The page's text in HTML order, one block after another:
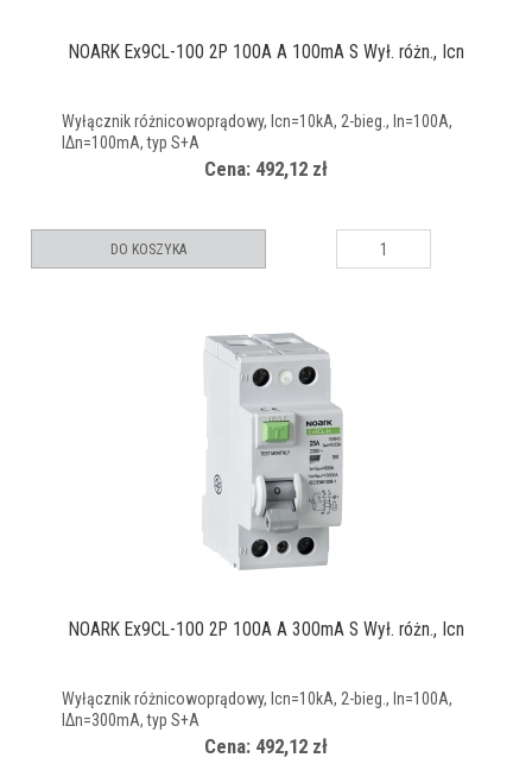
NOARK Ex9CL-100 2P 100A A 100mA S Wył. różn., Icn
Wyłącznik różnicowoprądowy, Icn=10kA, 2-bieg., In=100A,
IΔn=100mA, typ S+A
Cena: 492,12 zł
DO KOSZYKA
NOARK Ex9CL-100 2P 100A A 300mA S Wył. różn., Icn
Wyłącznik różnicowoprądowy, Icn=10kA, 2-bieg., In=100A,
IΔn=300mA, typ S+A
Cena: 492,12 zł